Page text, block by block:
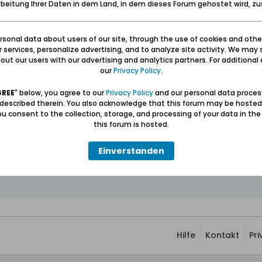
bis zu 30 PLN
Artikel von heute nennt mehrere Restaurants in der
(deutsch).
sich außerdem ein entsprechender Artikel mit Adressen, wo
Hilfe Kontakt
Ihrer Daten in dem Land, in dem dieses Forum gehostet wird,
data about users of our site, through the use of cookies and
services, personalize advertising, and to analyze site activity. We may
our users with our advertising and analytics partners. For additional
ourPrivacy Policy.
" below, you agree to ourPrivacy Policyand our personal data
therein. You also acknowledge that this forum may be
consent to the collection, storage, and processing of your data in
this forum is hosted.
Einverstanden